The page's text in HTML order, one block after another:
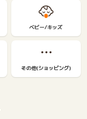
ベビー/キッズ
その他(ショッピング)